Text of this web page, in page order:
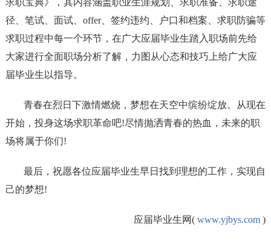
求职宝典》，其内容涵盖职业生涯规划、求职准备、求职途
径、笔试、面试、offer、签约违约、户口和档案、求职防骗等
求职过程中每一个环节，在广大应届毕业生踏入职场前先给
大家进行全面职场分析了解，力图从心态和技巧上给广大应
届毕业生以指导。
青春在烈日下激情燃烧，梦想在天空中缤纷绽放。从现在
开始，投身这场求职革命吧!尽情抛洒青春的热血，未来的职
场将属于你们!
最后，祝愿各位应届毕业生早日找到理想的工作，实现自
己的梦想!
应届毕业生网(www.yjbys.com )